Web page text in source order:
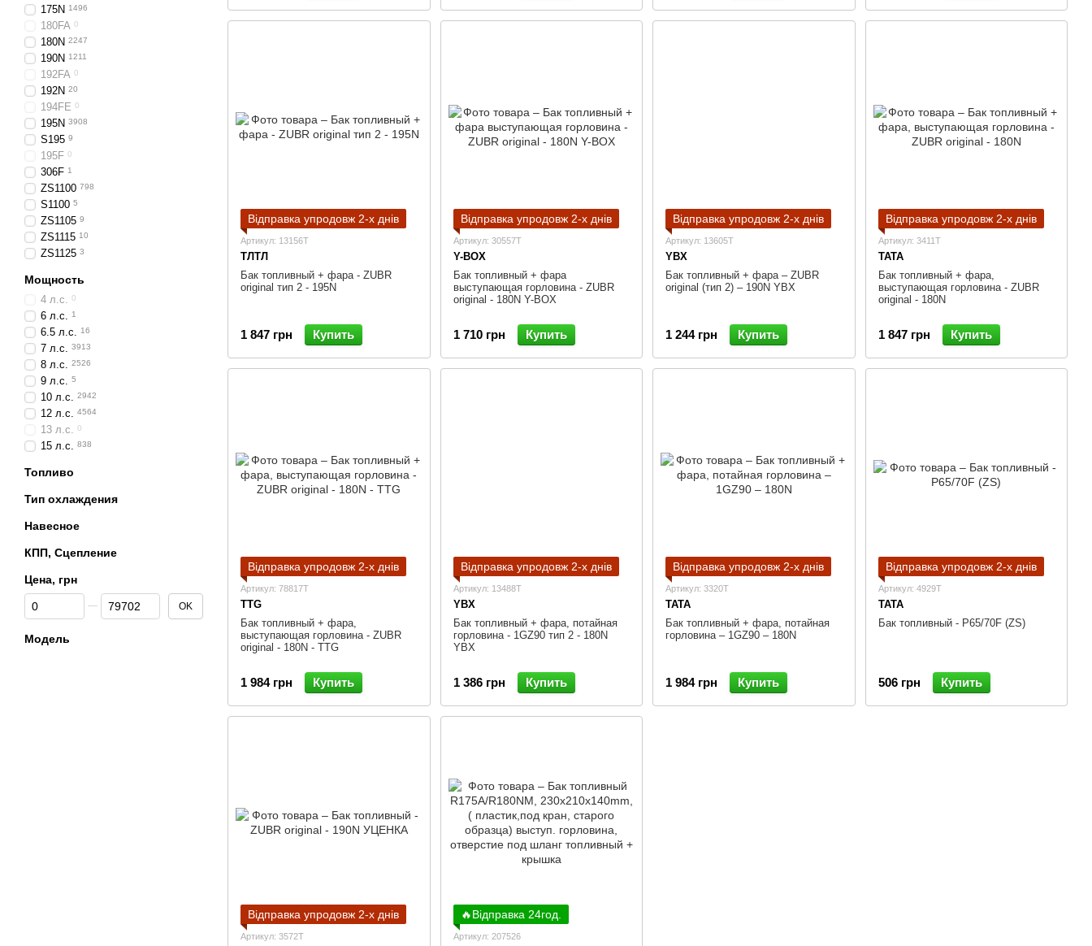
Відправка упродовж 2-х днів
Артикул: 13156T
ТЛТЛ
Бак топливный + фара - ZUBR
original тип 2 - 195N
1 847 грн Купить
Відправка упродовж 2-х днів
Артикул: 30557T
Y-BOX
Бак топливный + фара
выступающая горловина - ZUBR
original - 180N Y-BOX
1 710 грн Купить
Відправка упродовж 2-х днів
Артикул: 13605T
YBX
Бак топливный + фара – ZUBR
original (тип 2) – 190N YBX
1 244 грн Купить
Відправка упродовж 2-х днів
Артикул: 3411T
TATA
Бак топливный + фара,
выступающая горловина - ZUBR
original - 180N
1 847 грн Купить
Відправка упродовж 2-х днів
Артикул: 78817T
TTG
Бак топливный + фара,
выступающая горловина - ZUBR
original - 180N - TTG
1 984 грн Купить
Відправка упродовж 2-х днів
Артикул: 13488T
YBX
Бак топливный + фара, потайная
горловина - 1GZ90 тип 2 - 180N
YBX
1 386 грн Купить
Відправка упродовж 2-х днів
Артикул: 3320T
TATA
Бак топливный + фара, потайная
горловина – 1GZ90 – 180N
1 984 грн Купить
Відправка упродовж 2-х днів
Артикул: 4929T
TATA
Бак топливный - P65/70F (ZS)
506 грн Купить
Відправка упродовж 2-х днів
Артикул: 3572T
🔥Відправка 24год.
Артикул: 207526
175N 1496
180FA 0
180N 2247
190N 1211
192FA 0
192N 20
194FE 0
195N 3908
S195 9
195F 0
306F 1
ZS1100 798
S1100 5
ZS1105 9
ZS1115 10
ZS1125 3
Мощность
4 л.с. 0
6 л.с. 1
6.5 л.с. 16
7 л.с. 3913
8 л.с. 2526
9 л.с. 5
10 л.с. 2942
12 л.с. 4564
13 л.с. 0
15 л.с. 838
Топливо
Тип охлаждения
Навесное
КПП, Сцепление
Цена, грн
От Цена, грн
До Цена, грн OK
Модель